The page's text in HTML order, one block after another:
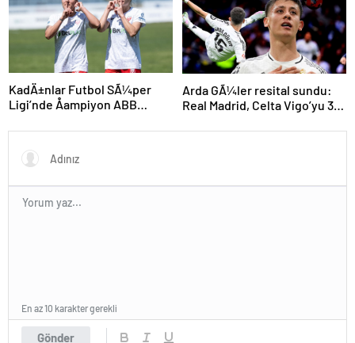
KadÄ±nlar Futbol SÃ¼per
Ligi’nde Åampiyon ABB
Arda GÃ¼ler resital sundu:
Real Madrid, Celta Vigo’yu 3
Gönder
En az 10 karakter gerekli